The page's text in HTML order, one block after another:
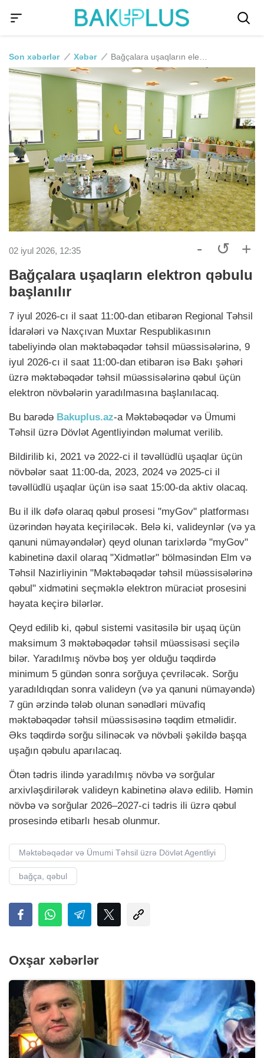
Son xəbərlər Xəbər
02 iyul 2026, 12:35 - ↺ +
Bağçalara uşaqların elektron qəbulu
başlanılır
7 iyul 2026-cı il saat 11:00-dan etibarən Regional Təhsil
İdarələri və Naxçıvan Muxtar Respublikasının
tabeliyində olan məktəbəqədər təhsil müəssisələrinə, 9
iyul 2026-cı il saat 11:00-dan etibarən isə Bakı şəhəri
üzrə məktəbəqədər təhsil müəssisələrinə qəbul üçün
elektron növbələrin yaradılmasına başlanılacaq.
Bu barədə Bakuplus.az-a Məktəbəqədər və Ümumi
Təhsil üzrə Dövlət Agentliyindən məlumat verilib.
Bildirilib ki, 2021 və 2022-ci il təvəllüdlü uşaqlar üçün
növbələr saat 11:00-da, 2023, 2024 və 2025-ci il
təvəllüdlü uşaqlar üçün isə saat 15:00-da aktiv olacaq.
Bu il ilk dəfə olaraq qəbul prosesi "myGov" platforması
üzərindən həyata keçiriləcək. Belə ki, valideynlər (və ya
qanuni nümayəndələr) qeyd olunan tarixlərdə "myGov"
kabinetinə daxil olaraq "Xidmətlər" bölməsindən Elm və
Təhsil Nazirliyinin "Məktəbəqədər təhsil müəssisələrinə
qəbul" xidmətini seçməklə elektron müraciət prosesini
həyata keçirə bilərlər.
Qeyd edilib ki, qəbul sistemi vasitəsilə bir uşaq üçün
maksimum 3 məktəbəqədər təhsil müəssisəsi seçilə
bilər. Yaradılmış növbə boş yer olduğu təqdirdə
minimum 5 gündən sonra sorğuya çevriləcək. Sorğu
yaradıldıqdan sonra valideyn (və ya qanuni nümayəndə)
7 gün ərzində tələb olunan sənədləri müvafiq
məktəbəqədər təhsil müəssisəsinə təqdim etməlidir.
Əks təqdirdə sorğu silinəcək və növbəli şəkildə başqa
uşağın qəbulu aparılacaq.
Ötən tədris ilində yaradılmış növbə və sorğular
arxivləşdirilərək valideyn kabinetinə əlavə edilib. Həmin
növbə və sorğular 2026–2027-ci tədris ili üzrə qəbul
prosesində etibarlı hesab olunmur.
Məktəbəqədər və Ümumi Təhsil üzrə Dövlət Agentliyi
bağça, qəbul
Oxşar xəbərlər